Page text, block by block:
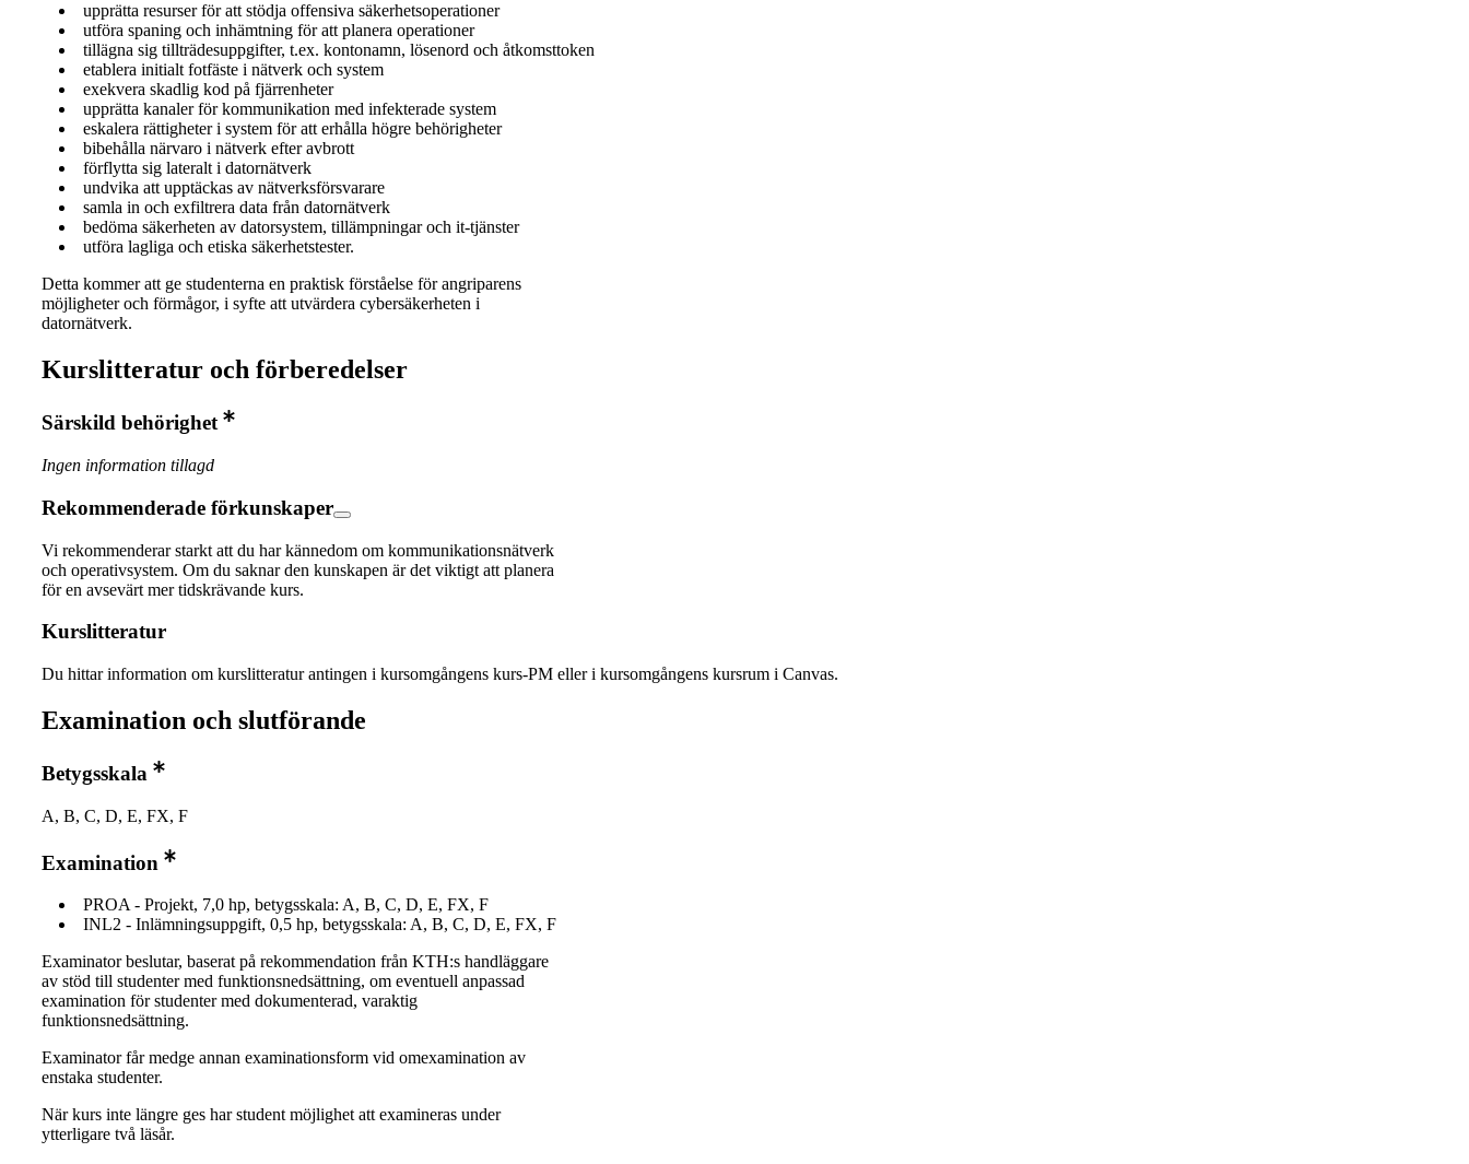
upprätta resurser för att stödja offensiva säkerhetsoperationer
utföra spaning och inhämtning för att planera operationer
tillägna sig tillträdesuppgifter, t.ex. kontonamn, lösenord och åtkomsttoken
etablera initialt fotfäste i nätverk och system
exekvera skadlig kod på fjärrenheter
upprätta kanaler för kommunikation med infekterade system
eskalera rättigheter i system för att erhålla högre behörigheter
bibehålla närvaro i nätverk efter avbrott
förflytta sig lateralt i datornätverk
undvika att upptäckas av nätverksförsvarare
samla in och exfiltrera data från datornätverk
bedöma säkerheten av datorsystem, tillämpningar och it-tjänster
utföra lagliga och etiska säkerhetstester.
Detta kommer att ge studenterna en praktisk förståelse för angriparens
möjligheter och förmågor, i syfte att utvärdera cybersäkerheten i
datornätverk.
Kurslitteratur och förberedelser
Särskild behörighet
Ingen information tillagd
Rekommenderade förkunskaper
Vi rekommenderar starkt att du har kännedom om kommunikationsnätverk
och operativsystem. Om du saknar den kunskapen är det viktigt att planera
för en avsevärt mer tidskrävande kurs.
Kurslitteratur
Du hittar information om kurslitteratur antingen i kursomgångens kurs-PM eller i kursomgångens kursrum i Canvas.
Examination och slutförande
Betygsskala
A, B, C, D, E, FX, F
Examination
PROA - Projekt, 7,0 hp, betygsskala: A, B, C, D, E, FX, F
INL2 - Inlämningsuppgift, 0,5 hp, betygsskala: A, B, C, D, E, FX, F
Examinator beslutar, baserat på rekommendation från KTH:s handläggare
av stöd till studenter med funktionsnedsättning, om eventuell anpassad
examination för studenter med dokumenterad, varaktig
funktionsnedsättning.
Examinator får medge annan examinationsform vid omexamination av
enstaka studenter.
När kurs inte längre ges har student möjlighet att examineras under
ytterligare två läsår.